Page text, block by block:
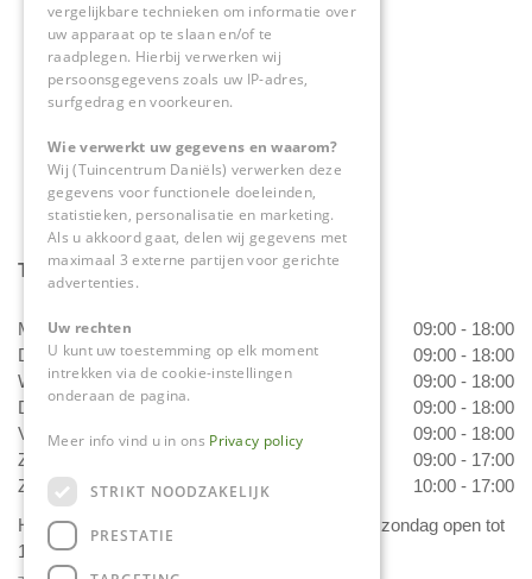
6063 NL Vlodrop
0475-534298
info@tuincentrumdaniels.nl
Tuincentrum Daniëls
Maandag
09:00 - 18:00
Dinsdag
09:00 - 18:00
Woensdag
09:00 - 18:00
Donderdag
09:00 - 18:00
Vrijdag
09:00 - 18:00
Zaterdag
09:00 - 17:00
Zondag
10:00 - 17:00
Het 'Bloemetje van Daniëls' is van dinsdag t/m zondag open tot
17.00 uur!
vergelijkbare technieken om informatie over
uw apparaat op te slaan en/of te
raadplegen. Hierbij verwerken wij
persoonsgegevens zoals uw IP-adres,
surfgedrag en voorkeuren.
Wie verwerkt uw gegevens en waarom?
Wij (Tuincentrum Daniëls) verwerken deze
gegevens voor functionele doeleinden,
statistieken, personalisatie en marketing.
Als u akkoord gaat, delen wij gegevens met
maximaal 3 externe partijen voor gerichte
advertenties.
Uw rechten
U kunt uw toestemming op elk moment
intrekken via de cookie-instellingen
onderaan de pagina.
Meer info vind u in ons Privacy policy
STRIKT NOODZAKELIJK
PRESTATIE